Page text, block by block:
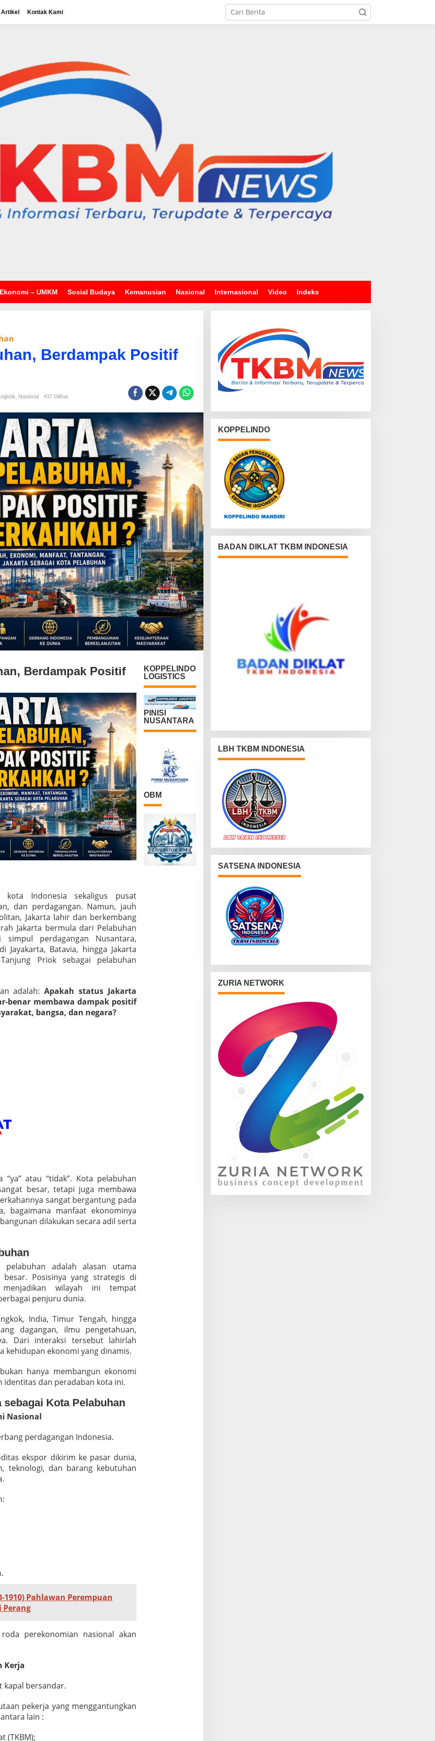
Artikel Kontak Kami
Ekonomi – UMKM Sosial Budaya Kemanusian Nasional Internasional Video Indeks
Berdampak Positif
Logistik Nasional 437 Dilihat
Berdampak Positif
kota Indonesia sekaligus pusat
dan perdagangan. Namun, jauh
Jakarta lahir dan berkembang
Jakarta bermula dari Pelabuhan
perdagangan Nusantara,
Jayakarta, Batavia, hingga Jakarta
Priok sebagai pelabuhan
adalah:Apakah status Jakarta
benar membawa dampak positif
bangsa, dan negara?
“ya” atau “tidak”. Kota pelabuhan
besar, tetapi juga membawa
sangat bergantung pada
bagaimana manfaat ekonominya
dilakukan secara adil serta
pelabuhan adalah alasan utama
Posisinya yang strategis di
wilayah ini tempat
penjuru dunia.
India, Timur Tengah, hingga
dagangan, ilmu pengetahuan,
Dari interaksi tersebut lahirlah
kehidupan ekonomi yang dinamis.
hanya membangun ekonomi
identitas dan peradaban kota ini.
Kota Pelabuhan
Nasional
perdagangan Indonesia.
ekspor dikirim ke pasar dunia,
teknologi, dan barang kebutuhan
1910) Pahlawan Perempuan
Perang
perekonomian nasional akan
Kerja
kapal bersandar.
pekerja yang menggantungkan
lain :
(TKBM);
KOPPELINDO
LOGISTICS
PINISI
NUSANTARA
OBM
KOPPELINDO
BADAN DIKLAT TKBM INDONESIA
LBH TKBM INDONESIA
SATSENA INDONESIA
ZURIA NETWORK